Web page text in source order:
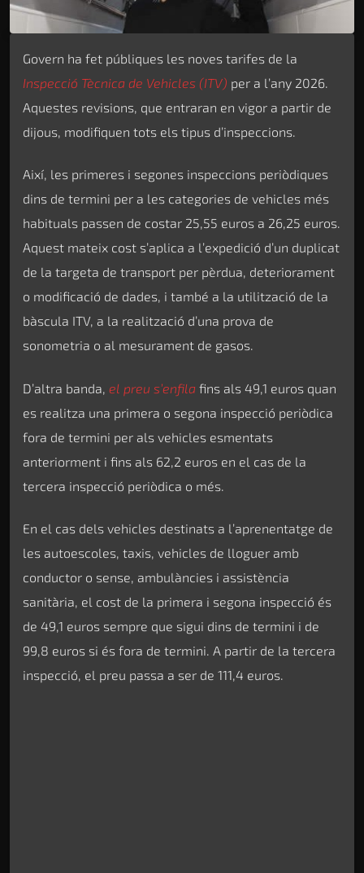
Govern ha fet públiques les noves tarifes de la
Inspecció Tècnica de Vehicles (ITV) per a l’any 2026.
Aquestes revisions, que entraran en vigor a partir de
dijous, modifiquen tots els tipus d’inspeccions.
Així, les primeres i segones inspeccions periòdiques
dins de termini per a les categories de vehicles més
habituals passen de costar 25,55 euros a 26,25 euros.
Aquest mateix cost s’aplica a l’expedició d’un duplicat
de la targeta de transport per pèrdua, deteriorament
o modificació de dades, i també a la utilització de la
bàscula ITV, a la realització d’una prova de
sonometria o al mesurament de gasos.
D’altra banda, el preu s’enfila fins als 49,1 euros quan
es realitza una primera o segona inspecció periòdica
fora de termini per als vehicles esmentats
anteriorment i fins als 62,2 euros en el cas de la
tercera inspecció periòdica o més.
En el cas dels vehicles destinats a l’aprenentatge de
les autoescoles, taxis, vehicles de lloguer amb
conductor o sense, ambulàncies i assistència
sanitària, el cost de la primera i segona inspecció és
de 49,1 euros sempre que sigui dins de termini i de
99,8 euros si és fora de termini. A partir de la tercera
inspecció, el preu passa a ser de 111,4 euros.